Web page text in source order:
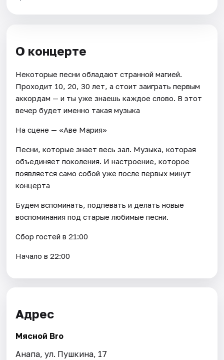
О концерте
Некоторые песни обладают странной магией.
Проходит 10, 20, 30 лет, а стоит заиграть первым
аккордам — и ты уже знаешь каждое слово. В этот
вечер будет именно такая музыка
На сцене — «Аве Мария»
Песни, которые знает весь зал. Музыка, которая
объединяет поколения. И настроение, которое
появляется само собой уже после первых минут
концерта
Будем вспоминать, подпевать и делать новые
воспоминания под старые любимые песни.
Сбор гостей в 21:00
Начало в 22:00
Адрес
Мясной Bro
Анапа, ул. Пушкина, 17